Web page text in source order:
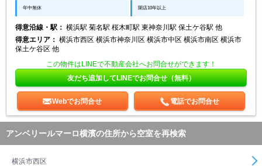
年中無休 開店10年以上
得意沿線・駅： 横浜駅 菊名駅 桜木町駅 東神奈川駅 保土ケ谷駅 他
得意エリア： 横浜市西区 横浜市神奈川区 横浜市中区 横浜市南区 横浜市
保土ケ谷区 他
この物件はLINEで不動産会社へお問合せができます！
友だち追加してLINEでお問合せ（無料）
Webでお問合せ 電話でお問合せ
アンベリールマーロ横濱の住所から空室を再検索
横浜市西区